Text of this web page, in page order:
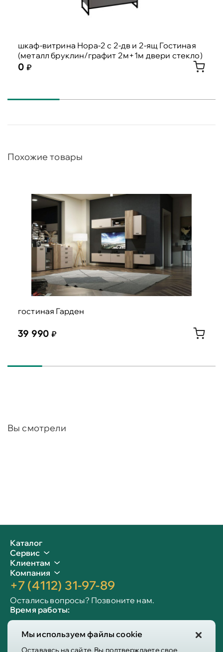
Мы используем файлы cookie
Оставаясь на сайте, Вы подтверждаете свое
шкаф-витрина Нора-2 с 2-дв и 2-ящ Гостиная
(металл бруклин/графит 2м+1м двери стекло)
0
Похожие товары
гостиная Гарден
39 990
Вы смотрели
Каталог
Сервис
Клиентам
Компания
+7 (4112) 31-97-89
Остались вопросы? Позвоните нам.
Время работы:
Сб-вс: 10:00 - 19:00
Info@victoria-mebel.ru